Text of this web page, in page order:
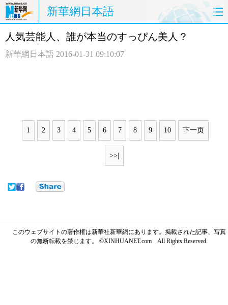
新華網日本語
ホームページ 政治 経済
人気芸能人、誰が本当のすっぴん美人？
新華網日本語 2016-01-31 09:10:07
1 2 3 4 5 6 7 8 9 10 下一页
>>|
このウェブサイトの著作権は新華社新華網にあります。掲載された記事、写真
の無断転載を禁じます。 ©XINHUANET.com All Rights Reserved.